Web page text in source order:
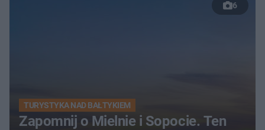
6
TURYSTYKA NAD BAŁTYKIEM
Zapomnij o Mielnie i Sopocie. Ten